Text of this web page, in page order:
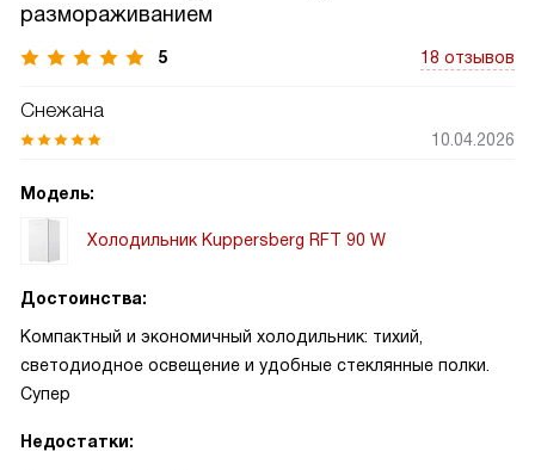
размораживанием
5 18 отзывов
Снежана
10.04.2026
Модель:
Холодильник Kuppersberg RFT 90 W
Достоинства:
Компактный и экономичный холодильник: тихий,
светодиодное освещение и удобные стеклянные полки.
Супер
Недостатки: